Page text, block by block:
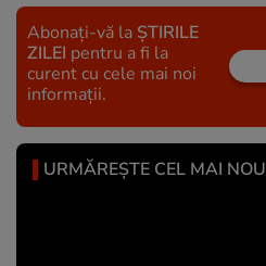
Abonați-vă la ȘTIRILE
ZILEI pentru a fi la
curent cu cele mai noi
informații.
URMĂREȘTE CEL MAI